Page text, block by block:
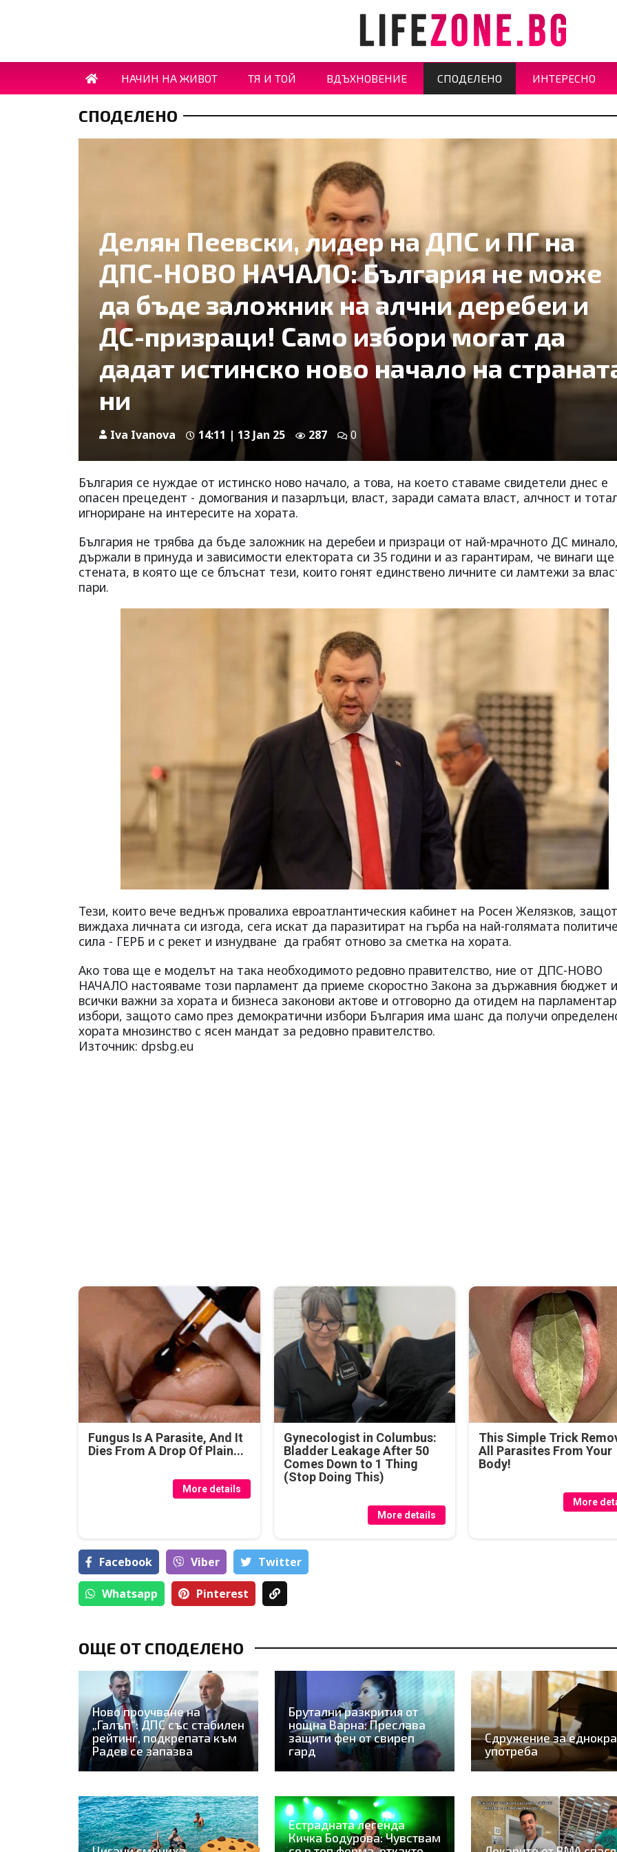
НАЧИН НА ЖИВОТ ТЯ И ТОЙ ВДЪХНОВЕНИЕ СПОДЕЛЕНО ИНТЕРЕСНО
СПОДЕЛЕНО
Делян Пеевски, лидер на ДПС и ПГ на
ДПС-НОВО НАЧАЛО: България не може
да бъде заложник на алчни деребеи и
ДС-призраци! Само избори могат да
дадат истинско ново начало на
ни
Iva Ivanova 14:11 | 13 Jan 25 287 0
България се нуждае от истинско ново начало, а това, на което ставаме свидетели днес е
опасен прецедент - домогвания и пазарлъци, власт, заради самата власт, алчност и
игнориране на интересите на хората.
България не трябва да бъде заложник на деребеи и призраци от най-мрачното ДС минало,
държали в принуда и зависимости електората си 35 години и аз гарантирам, че винаги
стената, в която ще се блъснат тези, които гонят единствено личните си ламтежи за
пари.
Тези, които вече веднъж провалиха евроатлантическия кабинет на Росен Желязков,
виждаха личната си изгода, сега искат да паразитират на гърба на най-голямата
сила - ГЕРБ и с рекет и изнудване да грабят отново за сметка на хората.
Ако това ще е моделът на така необходимото редовно правителство, ние от ДПС-НОВО
НАЧАЛО настояваме този парламент да приеме скоростно Закона за държавния бюджет и
всички важни за хората и бизнеса законови актове и отговорно да отидем на
избори, защото само през демократични избори България има шанс да получи
хората мнозинство с ясен мандат за редовно правителство.
Източник: dpsbg.eu
Fungus Is A Parasite, And It
Dies From A Drop Of Plain...
More details
Gynecologist in Columbus:
Bladder Leakage After 50
Comes Down to 1 Thing
(Stop Doing This)
More details
This Simple Trick
All Parasites From Your
Body!
More
Facebook Viber Тwitter
Whatsapp Pinterest
ОЩЕ ОТ СПОДЕЛЕНО
Ново проучване на
„Галъп“: ДПС със стабилен
рейтинг, подкрепата към
Радев се запазва
Брутални разкрития от
нощна Варна: Преслава
защити фен от свиреп
гард
Сдружение за
употреба
Естрадната легенда
Кичка Бодурова: Чувствам